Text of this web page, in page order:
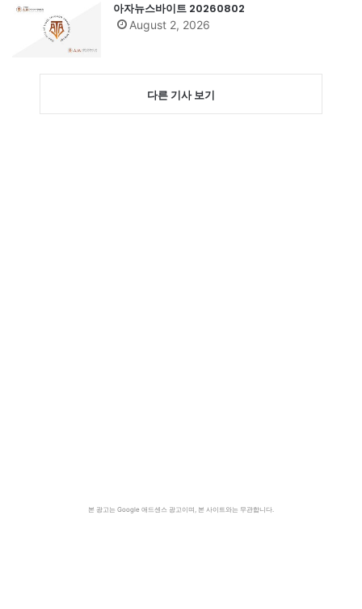
아자뉴스바이트 20260802
August 2, 2026
다른 기사 보기
본 광고는 Google 애드센스 광고이며, 본 사이트와는 무관합니다.